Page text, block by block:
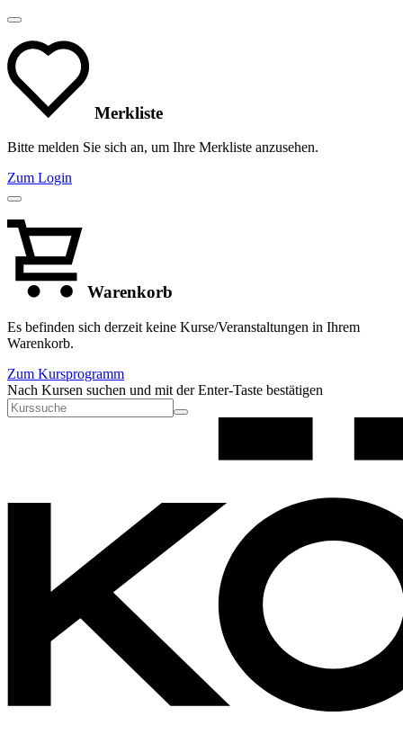
Merkliste
Bitte melden Sie sich an, um Ihre Merkliste anzusehen.
Zum Login
Warenkorb
Es befinden sich derzeit keine Kurse/Veranstaltungen in Ihrem
Warenkorb.
Zum Kursprogramm
Nach Kursen suchen und mit der Enter-Taste bestätigen